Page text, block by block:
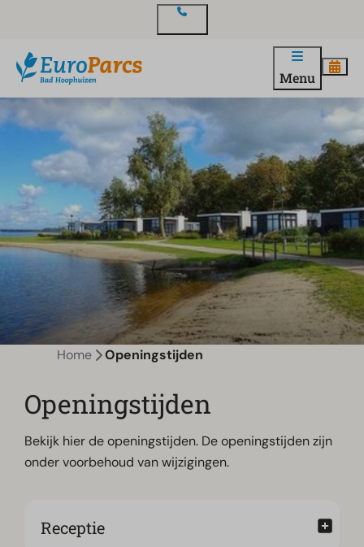
Menu
Home Openingstijden
Openingstijden
Bekijk hier de openingstijden. De openingstijden zijn
onder voorbehoud van wijzigingen.
Receptie